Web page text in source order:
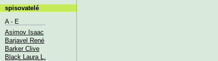
spisovatelé
A - E
Asimov Isaac
Barjavel René
Barker Clive
Black Laura L.